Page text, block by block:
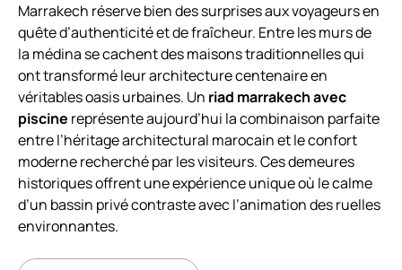
Marrakech réserve bien des surprises aux voyageurs en
quête d’authenticité et de fraîcheur. Entre les murs de
la médina se cachent des maisons traditionnelles qui
ont transformé leur architecture centenaire en
véritables oasis urbaines. Un riad marrakech avec
piscine représente aujourd’hui la combinaison parfaite
entre l’héritage architectural marocain et le confort
moderne recherché par les visiteurs. Ces demeures
historiques offrent une expérience unique où le calme
d’un bassin privé contraste avec l’animation des ruelles
environnantes.